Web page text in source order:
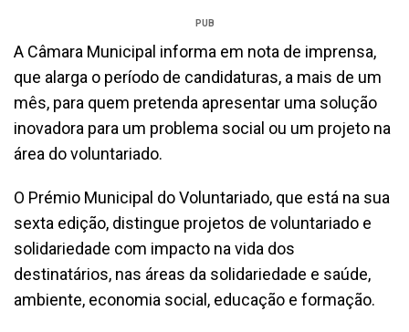
PUB
A Câmara Municipal informa em nota de imprensa,
que alarga o período de candidaturas, a mais de um
mês, para quem pretenda apresentar uma solução
inovadora para um problema social ou um projeto na
área do voluntariado.
O Prémio Municipal do Voluntariado, que está na sua
sexta edição, distingue projetos de voluntariado e
solidariedade com impacto na vida dos
destinatários, nas áreas da solidariedade e saúde,
ambiente, economia social, educação e formação.